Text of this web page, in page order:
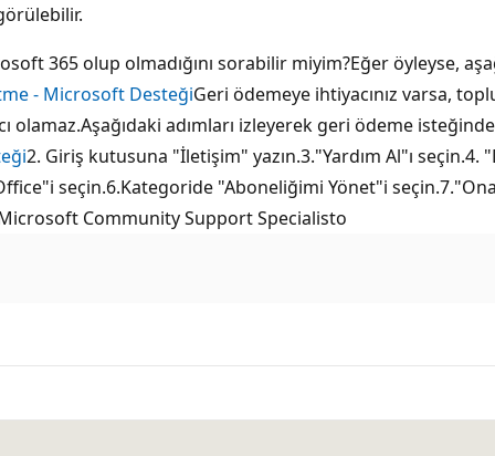
365 olup olmadığını sorabilir miyim?Eğer öyleyse,
- Microsoft DesteğiGeri ödemeye ihtiyacınız varsa,
adımları izleyerek geri ödeme
2. Giriş kutusuna "İletişim" yazın.3."Yardım Al"ı seçin.4.
seçin.6.Kategoride "Aboneliğimi Yönet"i
Community Support Specialisto